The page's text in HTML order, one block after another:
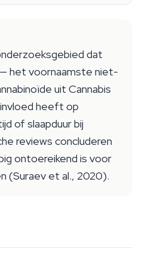
dat
het voornaamste niet-
uit Cannabis
heeft op
of slaapduur bij
reviews concluderen
ontoereikend is voor
(Suraev et al., 2020).